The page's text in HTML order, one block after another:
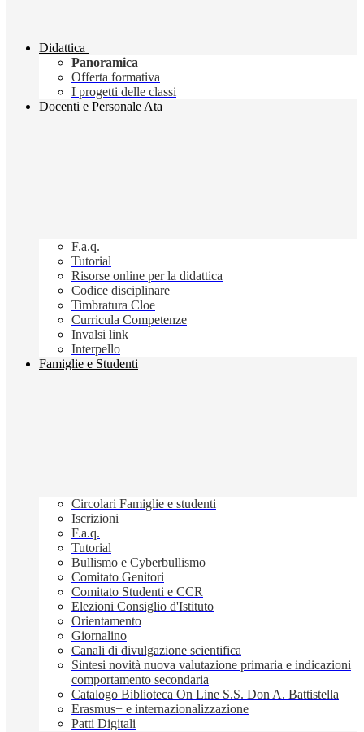
Didattica
Panoramica
Offerta formativa
I progetti delle classi
Docenti e Personale Ata
F.a.q.
Tutorial
Risorse online per la didattica
Codice disciplinare
Timbratura Cloe
Curricula Competenze
Invalsi link
Interpello
Famiglie e Studenti
Circolari Famiglie e studenti
Iscrizioni
F.a.q.
Tutorial
Bullismo e Cyberbullismo
Comitato Genitori
Comitato Studenti e CCR
Elezioni Consiglio d'Istituto
Orientamento
Giornalino
Canali di divulgazione scientifica
Sintesi novità nuova valutazione primaria e indicazioni
comportamento secondaria
Catalogo Biblioteca On Line S.S. Don A. Battistella
Erasmus+ e internazionalizzazione
Patti Digitali